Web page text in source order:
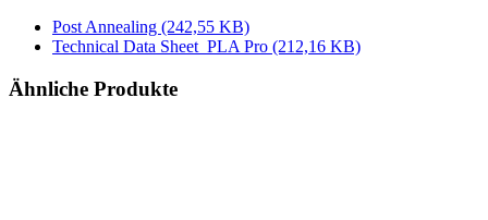
Post Annealing (242,55 KB)
Technical Data Sheet_PLA Pro (212,16 KB)
Ähnliche Produkte